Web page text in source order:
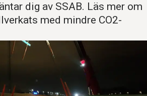
dig av SSAB. Läs mer om
med mindre CO2-